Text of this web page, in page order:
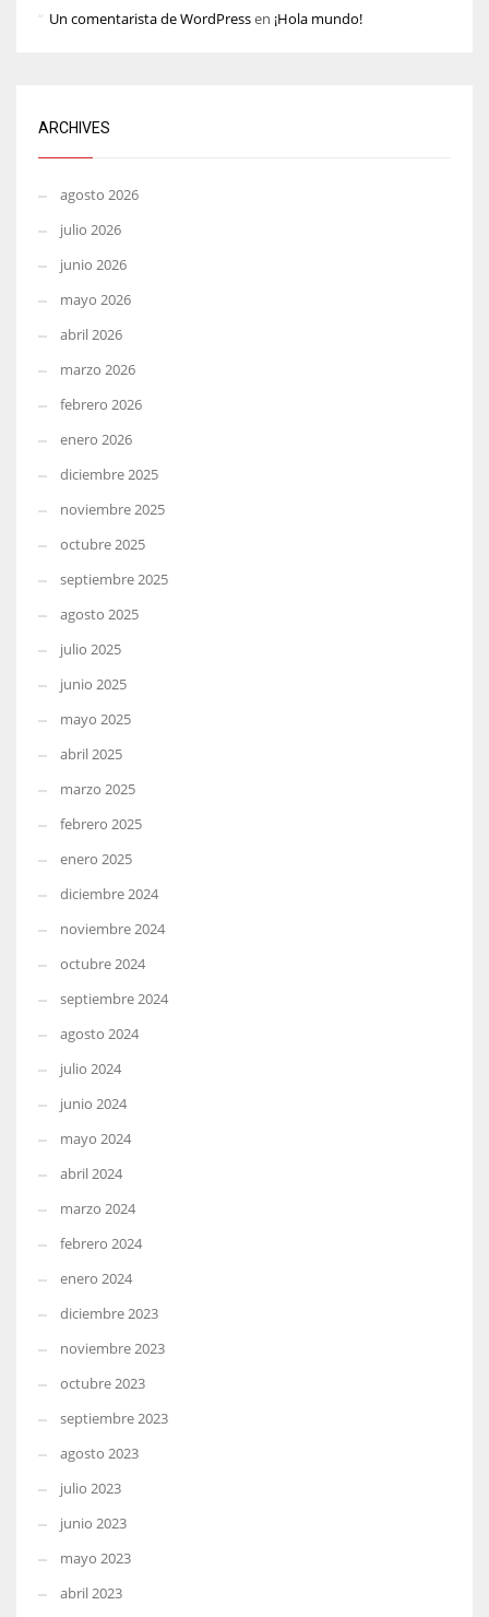
Un comentarista de WordPressen ¡Hola mundo!
ARCHIVES
agosto 2026
julio 2026
junio 2026
mayo 2026
abril 2026
marzo 2026
febrero 2026
enero 2026
diciembre 2025
noviembre 2025
octubre 2025
septiembre 2025
agosto 2025
julio 2025
junio 2025
mayo 2025
abril 2025
marzo 2025
febrero 2025
enero 2025
diciembre 2024
noviembre 2024
octubre 2024
septiembre 2024
agosto 2024
julio 2024
junio 2024
mayo 2024
abril 2024
marzo 2024
febrero 2024
enero 2024
diciembre 2023
noviembre 2023
octubre 2023
septiembre 2023
agosto 2023
julio 2023
junio 2023
mayo 2023
abril 2023